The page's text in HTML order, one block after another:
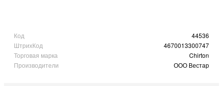
Код
44536
ШтрихКод
4670013300747
Торговая марка
Chirton
Производители
ООО Вестар